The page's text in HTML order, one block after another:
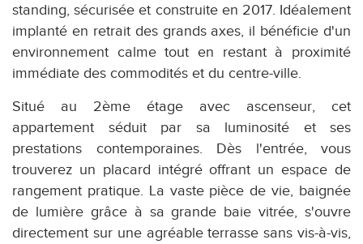
standing, sécurisée et construite en 2017. Idéalement
implanté en retrait des grands axes, il bénéficie d'un
environnement calme tout en restant à proximité
immédiate des commodités et du centre-ville.
Situé au 2ème étage avec ascenseur, cet
appartement séduit par sa luminosité et ses
prestations contemporaines. Dès l'entrée, vous
trouverez un placard intégré offrant un espace de
rangement pratique. La vaste pièce de vie, baignée
de lumière grâce à sa grande baie vitrée, s'ouvre
directement sur une agréable terrasse sans vis-à-vis,